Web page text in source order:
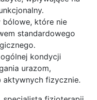
bólowe, które nie
standardowego
kondycji
urazom,
aktywnych fizycznie.